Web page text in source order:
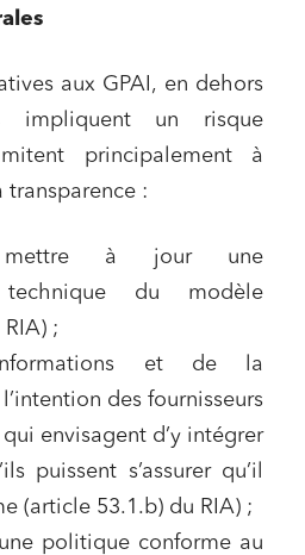
aux GPAI, en dehors
un risque
principalement à
transparence :
à jour une
technique du modèle
;
et de la
des fournisseurs
envisagent d’y intégrer
puissent s’assurer qu’il
(article 53.1.b) du RIA) ;
politique conforme au